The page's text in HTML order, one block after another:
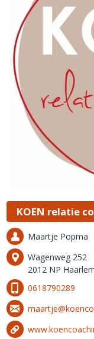
KOEN relatie
Maartje Popma
Wagenweg 252
2012 NP
0618790289